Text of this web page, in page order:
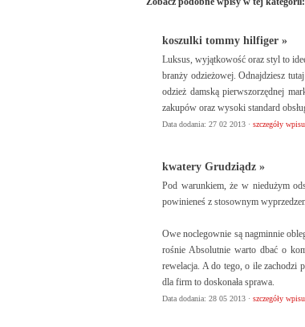
koszulki tommy hilfiger »
Luksus, wyjątkowość oraz styl to
branży odzieżowej. Odnajdziesz
odzież damską pierwszorzędnej
zakupów oraz wysoki standard
Data dodania: 27 02 2013 · szczegóły
kwatery Grudziądz »
Pod warunkiem, że w niedużym
powinieneś z stosownym
Owe noclegownie są nagminnie
rośnie Absolutnie warto dbać o
rewelacja. A do tego, o ile zachodzi
dla firm to doskonała sprawa.
Data dodania: 28 05 2013 · szczegóły